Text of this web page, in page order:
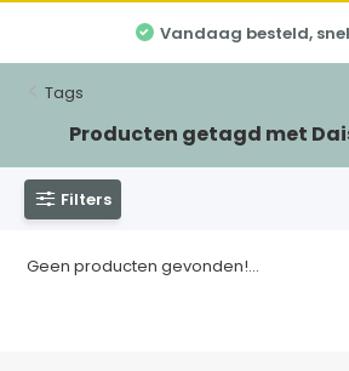
Vandaag besteld,
Tags
Producten getagd met
Filters
Geen producten gevonden!...